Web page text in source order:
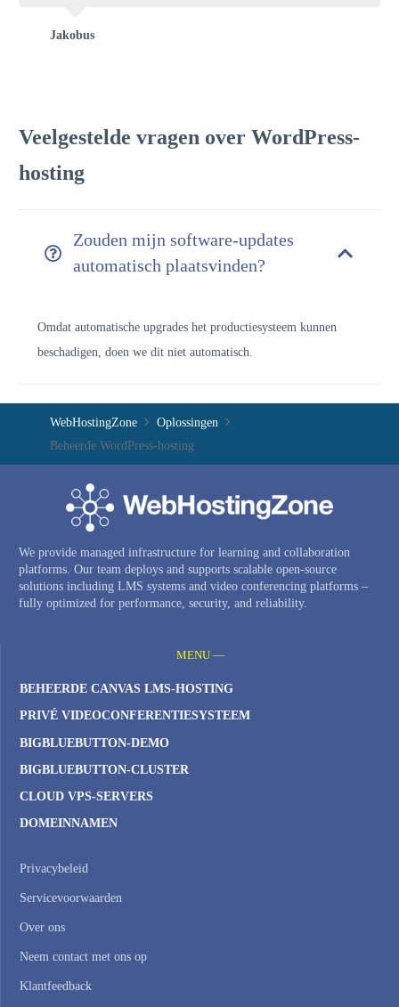
Jakobus
Veelgestelde vragen over WordPress-
hosting
Zouden mijn software-updates
automatisch plaatsvinden?
Omdat automatische upgrades het productiesysteem kunnen
beschadigen, doen we dit niet automatisch.
WebHostingZone
Oplossingen
Beheerde WordPress-hosting
We provide managed infrastructure for learning and collaboration
platforms. Our team deploys and supports scalable open-source
solutions including LMS systems and video conferencing platforms –
fully optimized for performance, security, and reliability.
MENU —
BEHEERDE CANVAS LMS-HOSTING
PRIVÉ VIDEOCONFERENTIESYSTEEM
BIGBLUEBUTTON-DEMO
BIGBLUEBUTTON-CLUSTER
CLOUD VPS-SERVERS
DOMEINNAMEN
Privacybeleid
Servicevoorwaarden
Over ons
Neem contact met ons op
Klantfeedback